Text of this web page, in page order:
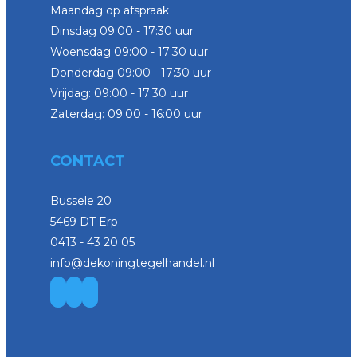
Maandag op afspraak
Dinsdag 09:00 - 17:30 uur
Woensdag 09:00 - 17:30 uur
Donderdag 09:00 - 17:30 uur
Vrijdag: 09:00 - 17:30 uur
Zaterdag: 09:00 - 16:00 uur
CONTACT
Bussele 20
5469 DT Erp
0413 - 43 20 05
info@dekoningtegelhandel.nl